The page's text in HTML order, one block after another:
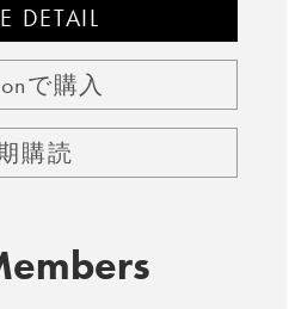
DETAIL
で購入
購読